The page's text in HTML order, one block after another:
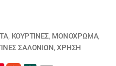
, ΚΟΥΡΤΊΝΕΣ, ΜΟΝΌΧΡΩΜΑ,
ΣΑΛΟΝΙΏΝ,ΧΡΗΣΗ